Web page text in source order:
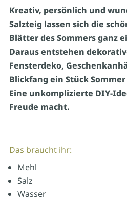
Kreativ, persönlich und
Salzteig lassen sich die
Blätter des Sommers ganz
Daraus entstehen
Fensterdeko,
Blickfang ein Stück
Eine unkomplizierte DIY-
Freude macht.
Das braucht ihr:
Mehl
Salz
Wasser